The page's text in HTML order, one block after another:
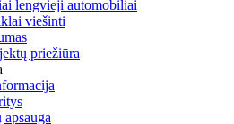
lengvieji automobiliai
viešinti
priežiūra
apsauga